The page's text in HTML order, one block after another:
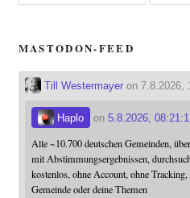
MASTODON-FEED
Till Westermayeron 7.8.2026,
Haplo on 5.8.2026,
Alle ~10.700 deutschen Gemeinden,
mit Abstimmungsergebnissen,
kostenlos, ohne Account, ohne
Gemeinde oder deine Themen